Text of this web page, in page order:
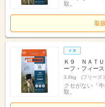
取。
取
Ｋ９ ＮＡＴ
ーフ・フィース
3.6kg (フリーズ
クセがない「
取。